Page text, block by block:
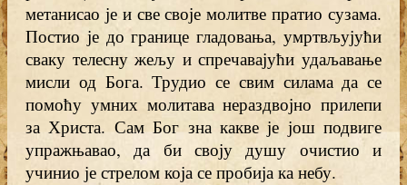
метанисао је и све своје молитве пратио сузама.
Постио је до границе гладовања, умртвљујући
сваку телесну жељу и спречавајући удаљавање
мисли од Бога. Трудио се свим силама да се
помоћу умних молитава нераздвојно прилепи
за Христа. Сам Бог зна какве је још подвиге
упражњавао, да би своју душу очистио и
учинио је стрелом која се пробија ка небу.